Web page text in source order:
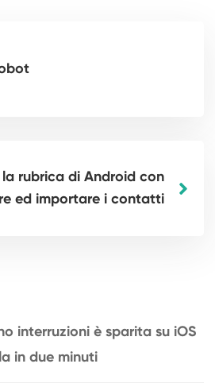
la rubrica di Android con
ed importare i contatti
interruzioni è sparita su iOS
in due minuti